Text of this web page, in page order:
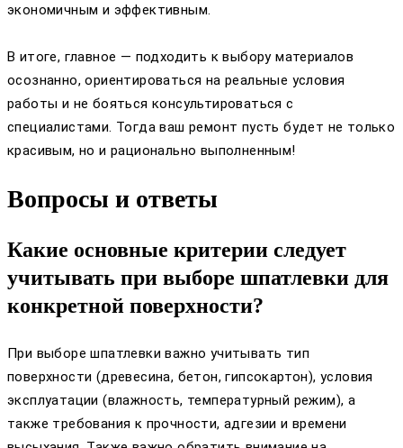
экономичным и эффективным.
В итоге, главное — подходить к выбору материалов
осознанно, ориентироваться на реальные условия
работы и не бояться консультироваться с
специалистами. Тогда ваш ремонт пусть будет не только
красивым, но и рационально выполненным!
Вопросы и ответы
Какие основные критерии следует
учитывать при выборе шпатлевки для
конкретной поверхности?
При выборе шпатлевки важно учитывать тип
поверхности (древесина, бетон, гипсокартон), условия
эксплуатации (влажность, температурный режим), а
также требования к прочности, адгезии и времени